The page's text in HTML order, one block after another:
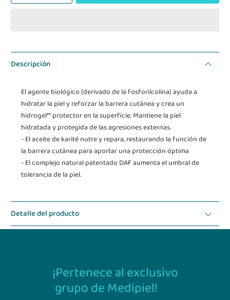
Descripción
El agente biológico (derivado de la fosforilcolina) ayuda a
hidratar la piel y reforzar la barrera cutánea y crea un
hidrogel** protector en la superficie. Mantiene la piel
hidratada y protegida de las agresiones externas.
- El aceite de karité nutre y repara, restaurando la función de
la barrera cutánea para aportar una protección óptima
- El complejo natural patentado DAF aumenta el umbral de
tolerancia de la piel.
Detalle del producto
¡Pertenece al exclusivo
grupo de Medipiel!